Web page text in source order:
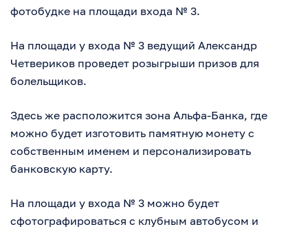
фотобудке на площади входа № 3.
На площади у входа № 3 ведущий Александр
Четвериков проведет розыгрыши призов для
болельщиков.
Здесь же расположится зона Альфа-Банка, где
можно будет изготовить памятную монету с
собственным именем и персонализировать
банковскую карту.
На площади у входа № 3 можно будет
сфотографироваться с клубным автобусом и